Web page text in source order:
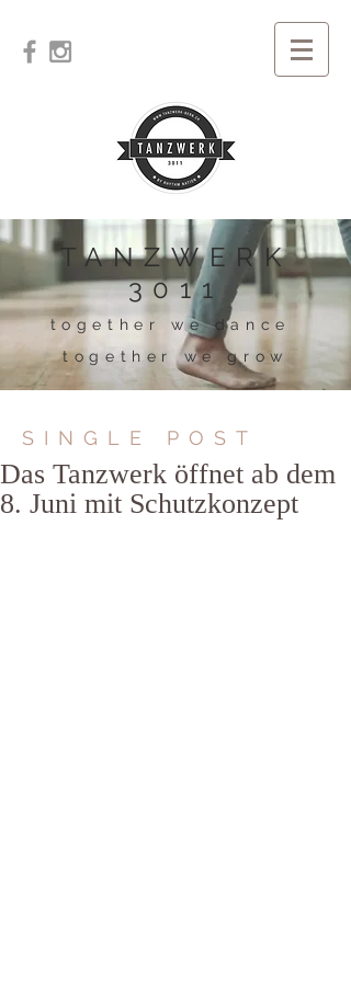
TANZWERK
3011
together we dance
together we grow
SINGLE POST
Das Tanzwerk öffnet ab dem
8. Juni mit Schutzkonzept